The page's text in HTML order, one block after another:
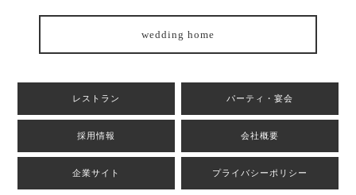
wedding home
レストラン パーティ・宴会
採用情報 会社概要
企業サイト プライバシーポリシー